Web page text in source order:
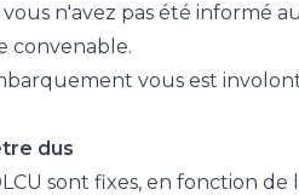
n'avez pas été informé
convenable.
vous est
dus
sont fixes, en fonction